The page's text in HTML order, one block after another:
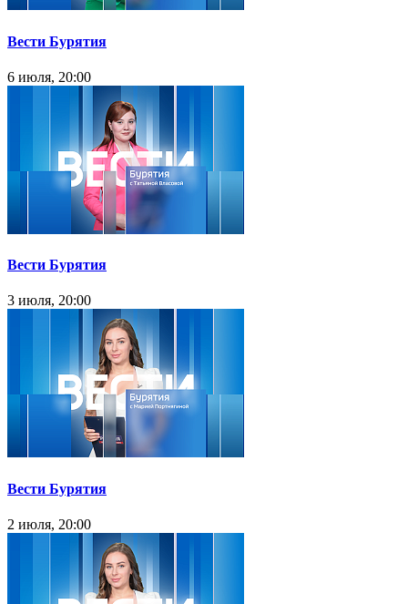
Вести Бурятия
6 июля, 20:00
Вести Бурятия
3 июля, 20:00
Вести Бурятия
2 июля, 20:00